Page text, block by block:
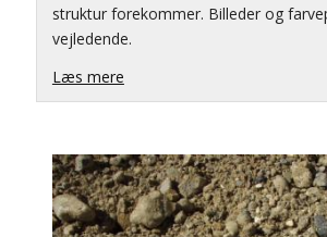
struktur forekommer. Billeder og
vejledende.
Læs mere